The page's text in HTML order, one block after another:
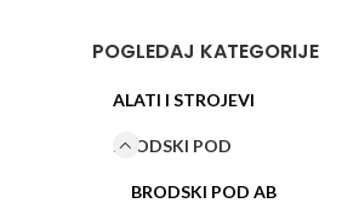
POGLEDAJ KATEGORIJE
ALATI I STROJEVI
BRODSKI POD
BRODSKI POD AB